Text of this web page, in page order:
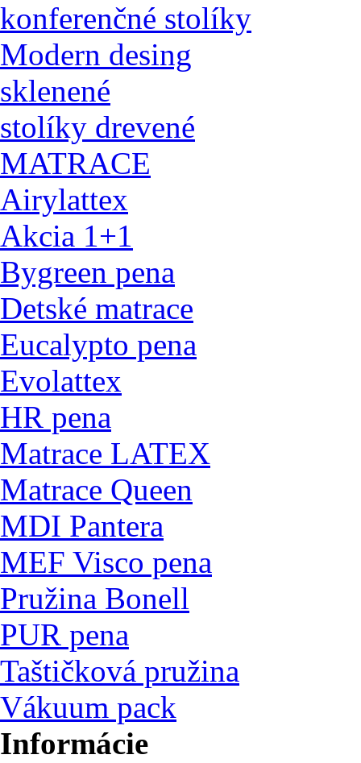
konferenčné stolíky
Modern desing
sklenené
stolíky drevené
MATRACE
Airylattex
Akcia 1+1
Bygreen pena
Detské matrace
Eucalypto pena
Evolattex
HR pena
Matrace LATEX
Matrace Queen
MDI Pantera
MEF Visco pena
Pružina Bonell
PUR pena
Taštičková pružina
Vákuum pack
Informácie